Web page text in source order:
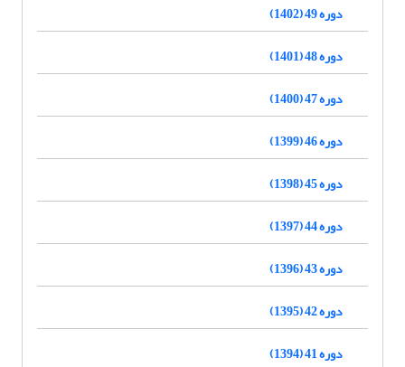
دوره 49 (1402)
دوره 48 (1401)
دوره 47 (1400)
دوره 46 (1399)
دوره 45 (1398)
دوره 44 (1397)
دوره 43 (1396)
دوره 42 (1395)
دوره 41 (1394)